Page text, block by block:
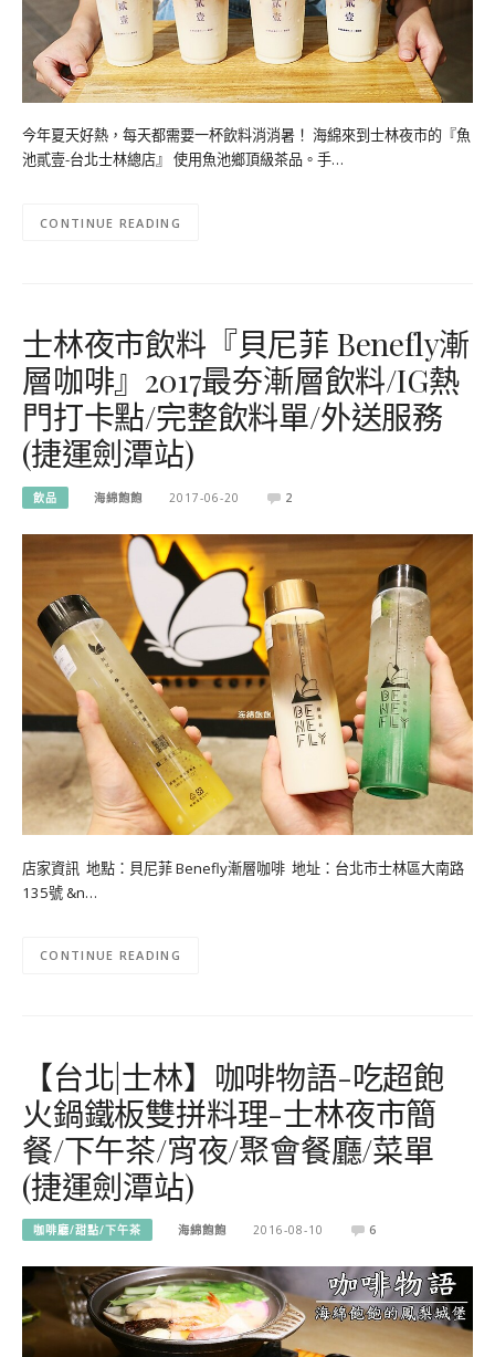
今年夏天好熱，每天都需要一杯飲料消消暑！ 海綿來到士林夜市的『魚
池貳壹-台北士林總店』 使用魚池鄉頂級茶品。手…
CONTINUE READING
士林夜市飲料『貝尼菲 Benefly漸
層咖啡』2017最夯漸層飲料/IG熱
門打卡點/完整飲料單/外送服務
(捷運劍潭站)
飲品 海綿飽飽 2017-06-20 2
店家資訊 地點：貝尼菲 Benefly漸層咖啡 地址：台北市士林區大南路
135號 &n…
CONTINUE READING
【台北|士林】咖啡物語-吃超飽
火鍋鐵板雙拼料理-士林夜市簡
餐/下午茶/宵夜/聚會餐廳/菜單
(捷運劍潭站)
咖啡廳/甜點/下午茶 海綿飽飽 2016-08-10 6